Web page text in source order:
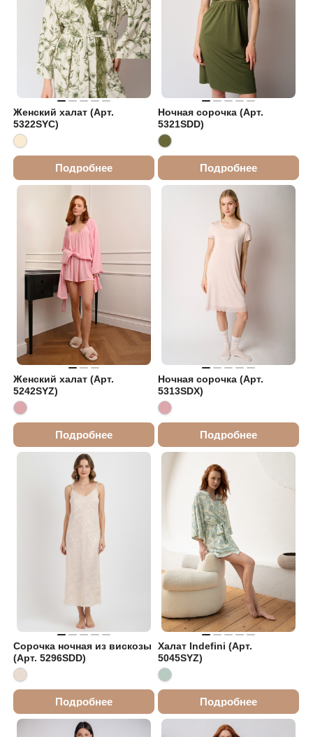
Женский халат (Арт.
5322SYC)
Подробнее
Ночная сорочка (Арт.
5321SDD)
Подробнее
Женский халат (Арт.
5242SYZ)
Подробнее
Ночная сорочка (Арт.
5313SDX)
Подробнее
Сорочка ночная из вискозы
(Арт. 5296SDD)
Подробнее
Халат Indefini (Арт.
5045SYZ)
Подробнее